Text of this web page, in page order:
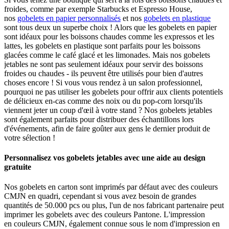
froides, comme par exemple Starbucks et Espresso House,
nos gobelets en papier personnalisés et nos gobelets en plastique
sont tous deux un superbe choix ! Alors que les gobelets en papier
sont idéaux pour les boissons chaudes comme les expressos et les
lattes, les gobelets en plastique sont parfaits pour les boissons
glacées comme le café glacé et les limonades. Mais nos gobelets
jetables ne sont pas seulement idéaux pour servir des boissons
froides ou chaudes - ils peuvent être utilisés pour bien d'autres
choses encore ! Si vous vous rendez à un salon professionnel,
pourquoi ne pas utiliser les gobelets pour offrir aux clients potentiels
de délicieux en-cas comme des noix ou du pop-corn lorsqu'ils
viennent jeter un coup d'œil à votre stand ? Nos gobelets jetables
sont également parfaits pour distribuer des échantillons lors
d'événements, afin de faire goûter aux gens le dernier produit de
votre sélection !
Personnalisez vos gobelets jetables avec une aide au design
gratuite
Nos gobelets en carton sont imprimés par défaut avec des couleurs
CMJN en quadri, cependant si vous avez besoin de grandes
quantités de 50.000 pcs ou plus, l'un de nos fabricant partenaire peut
imprimer les gobelets avec des couleurs Pantone. L'impression
en couleurs CMJN, également connue sous le nom d'impression en